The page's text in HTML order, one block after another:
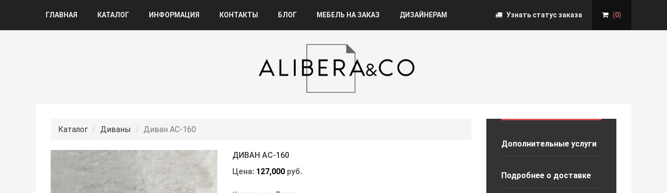
Узнать статус заказа (0)
ГЛАВНАЯ КАТАЛОГ ИНФОРМАЦИЯ КОНТАКТЫ БЛОГ МЕБЕЛЬ НА ЗАКАЗ ДИЗАЙНЕРАМ
Каталог Диваны Диван АС-160
ДИВАН АС-160
Цена: 127,000руб.
Дополнительные услуги
Подробнее о доставке